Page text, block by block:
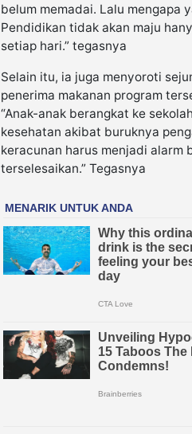
belum memadai. Lalu mengapa
Pendidikan tidak akan maju
setiap hari.” tegasnya
Selain itu, ia juga menyoroti
penerima makanan program
“Anak-anak berangkat ke
kesehatan akibat buruknya
keracunan harus menjadi alarm
terselesaikan.” Tegasnya